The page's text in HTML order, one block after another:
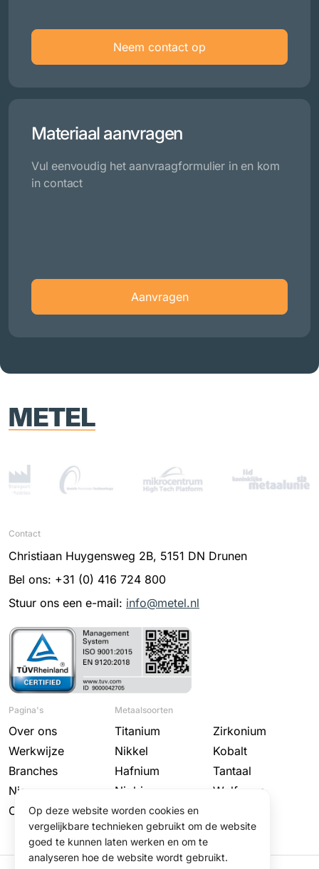
Neem contact op
Materiaal aanvragen
Vul eenvoudig het aanvraagformulier in en kom
in contact
Aanvragen
Contact
Christiaan Huygensweg 2B, 5151 DN Drunen
Bel ons: +31 (0) 416 724 800
Stuur ons een e-mail: info@metel.nl
Pagina's
Over ons
Werkwijze
Branches
Nieuws
Contact
Metaalsoorten
Titanium
Zirkonium
Nikkel
Kobalt
Hafnium
Tantaal
Niobium
Wolfraam
Molybdeen
Op deze website worden cookies en
vergelijkbare technieken gebruikt om de website
goed te kunnen laten werken en om te
analyseren hoe de website wordt gebruikt.